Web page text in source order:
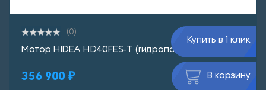
(0)
Мотор HIDEA HD40FЕS-T (гидроподъем)
356 900 ₽
Купить в 1 клик
В корзину